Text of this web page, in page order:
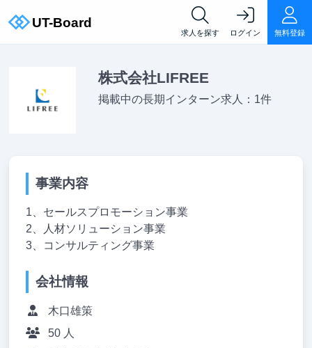
求人を探す ログイン 無料登録
株式会社LIFREE
掲載中の長期インターン求人：1件
事業内容
1、セールスプロモーション事業
2、人材ソリューション事業
3、コンサルティング事業
会社情報
木口雄策
50 人